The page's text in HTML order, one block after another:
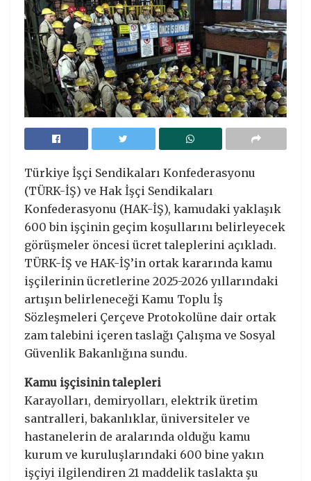
Türkiye İşçi Sendikaları Konfederasyonu
(TÜRK-İŞ) ve Hak İşçi Sendikaları
Konfederasyonu (HAK-İŞ), kamudaki yaklaşık
600 bin işçinin geçim koşullarını belirleyecek
görüşmeler öncesi ücret taleplerini açıkladı.
TÜRK-İŞ ve HAK-İŞ’in ortak kararında kamu
işçilerinin ücretlerine 2025-2026 yıllarındaki
artışın belirleneceği Kamu Toplu İş
Sözleşmeleri Çerçeve Protokolüne dair ortak
zam talebini içeren taslağı Çalışma ve Sosyal
Güvenlik Bakanlığına sundu.
Kamu işçisinin talepleri
Karayolları, demiryolları, elektrik üretim
santralleri, bakanlıklar, üniversiteler ve
hastanelerin de aralarında olduğu kamu
kurum ve kuruluşlarındaki 600 bine yakın
işçiyi ilgilendiren 21 maddelik taslakta şu